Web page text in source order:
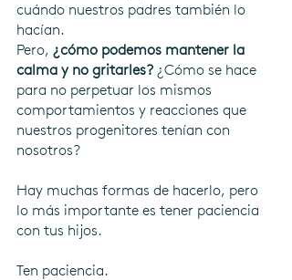
cuándo nuestros padres también lo
hacían.
Pero, ¿cómo podemos mantener la
calma y no gritarles? ¿Cómo se hace
para no perpetuar los mismos
comportamientos y reacciones que
nuestros progenitores tenían con
nosotros?
Hay muchas formas de hacerlo, pero
lo más importante es tener paciencia
con tus hijos.
Ten paciencia.